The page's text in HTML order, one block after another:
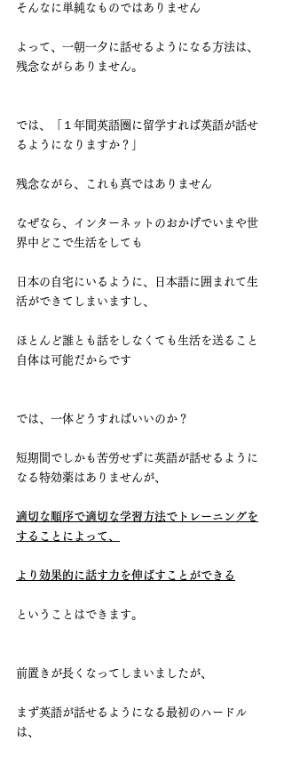
そんなに単純なものではありません
よって、一朝一夕に話せるようになる方法は、
残念ながらありません。
では、「１年間英語圏に留学すれば英語が話せ
るようになりますか？」
残念ながら、これも真ではありません
なぜなら、インターネットのおかげでいまや世
界中どこで生活をしても
日本の自宅にいるように、日本語に囲まれて生
活ができてしまいますし、
ほとんど誰とも話をしなくても生活を送ること
自体は可能だからです
では、一体どうすればいいのか？
短期間でしかも苦労せずに英語が話せるように
なる特効薬はありませんが、
適切な順序で適切な学習方法でトレーニングを
することによって、
より効果的に話す力を伸ばすことができる
ということはできます。
前置きが長くなってしまいましたが、
まず英語が話せるようになる最初のハードル
は、